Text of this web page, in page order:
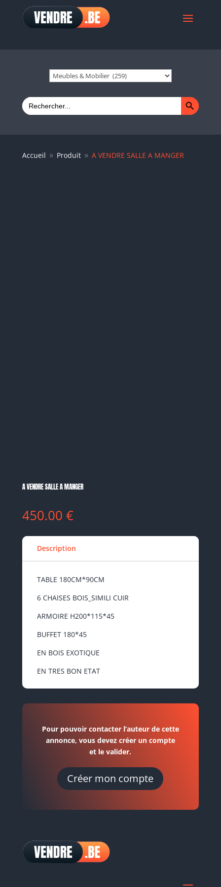
Search
for:
Search Button
Accueil 9 Produit 9 A VENDRE SALLE A MANGER
A VENDRE SALLE A MANGER
450.00 €
Description
TABLE 180CM*90CM
6 CHAISES BOIS_SIMILI CUIR
ARMOIRE H200*115*45
BUFFET 180*45
EN BOIS EXOTIQUE
EN TRES BON ETAT
Pour pouvoir contacter l’auteur de cette
annonce, vous devez créer un compte
et le valider.
Créer mon compte